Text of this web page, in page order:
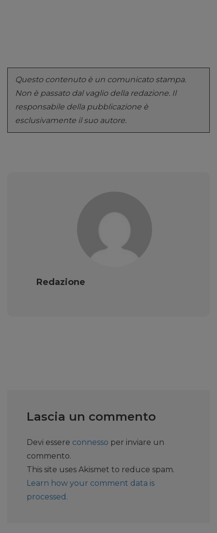
Questo contenuto è un comunicato stampa.
Non è passato dal vaglio della redazione. Il
responsabile della pubblicazione è
esclusivamente il suo autore.
Redazione
Lascia un commento
Devi essere connesso per inviare un
commento.
This site uses Akismet to reduce spam.
Learn how your comment data is
processed.